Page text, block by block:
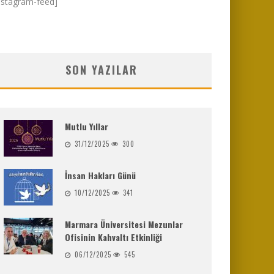
SON YAZILAR
Mutlu Yıllar
31/12/2025 300
İnsan Hakları Günü
10/12/2025 341
Marmara Üniversitesi Mezunlar
Ofisinin Kahvaltı Etkinliği
06/12/2025 545